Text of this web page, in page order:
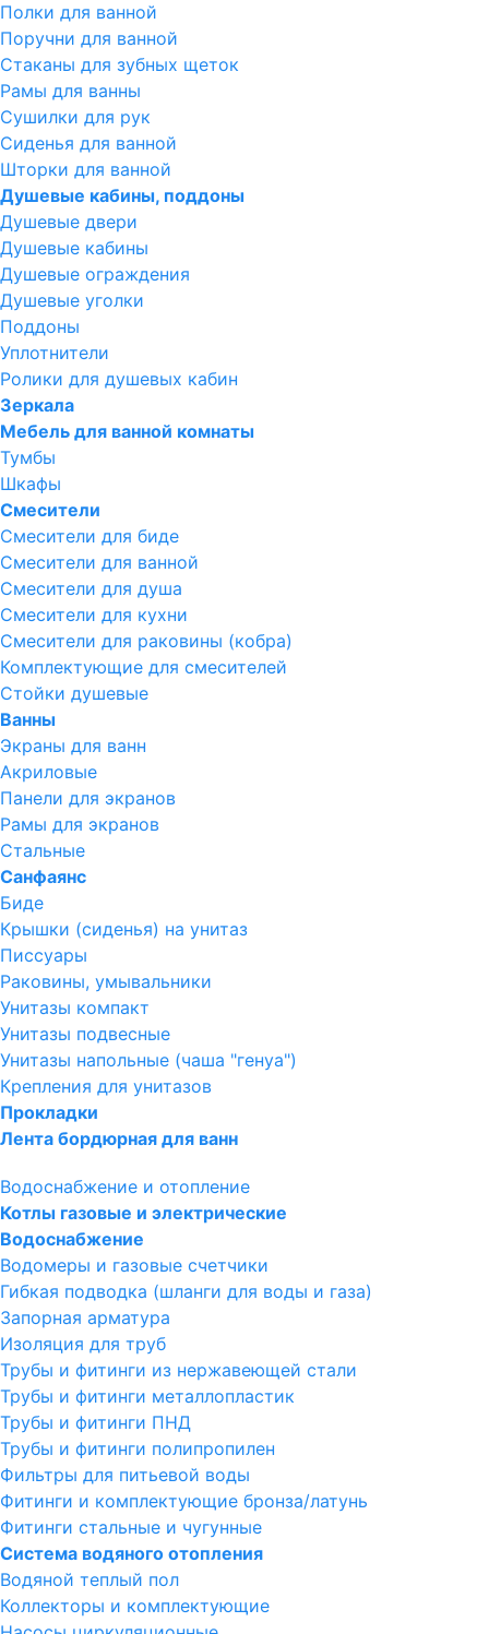
Полки для ванной
Поручни для ванной
Стаканы для зубных щеток
Рамы для ванны
Сушилки для рук
Сиденья для ванной
Шторки для ванной
Душевые кабины, поддоны
Душевые двери
Душевые кабины
Душевые ограждения
Душевые уголки
Поддоны
Уплотнители
Ролики для душевых кабин
Зеркала
Мебель для ванной комнаты
Тумбы
Шкафы
Смесители
Смесители для биде
Смесители для ванной
Смесители для душа
Смесители для кухни
Смесители для раковины (кобра)
Комплектующие для смесителей
Стойки душевые
Ванны
Экраны для ванн
Акриловые
Панели для экранов
Рамы для экранов
Стальные
Санфаянс
Биде
Крышки (сиденья) на унитаз
Писсуары
Раковины, умывальники
Унитазы компакт
Унитазы подвесные
Унитазы напольные (чаша "генуа")
Крепления для унитазов
Прокладки
Лента бордюрная для ванн
Водоснабжение и отопление
Котлы газовые и электрические
Водоснабжение
Водомеры и газовые счетчики
Гибкая подводка (шланги для воды и газа)
Запорная арматура
Изоляция для труб
Трубы и фитинги из нержавеющей стали
Трубы и фитинги металлопластик
Трубы и фитинги ПНД
Трубы и фитинги полипропилен
Фильтры для питьевой воды
Фитинги и комплектующие бронза/латунь
Фитинги стальные и чугунные
Система водяного отопления
Водяной теплый пол
Коллекторы и комплектующие